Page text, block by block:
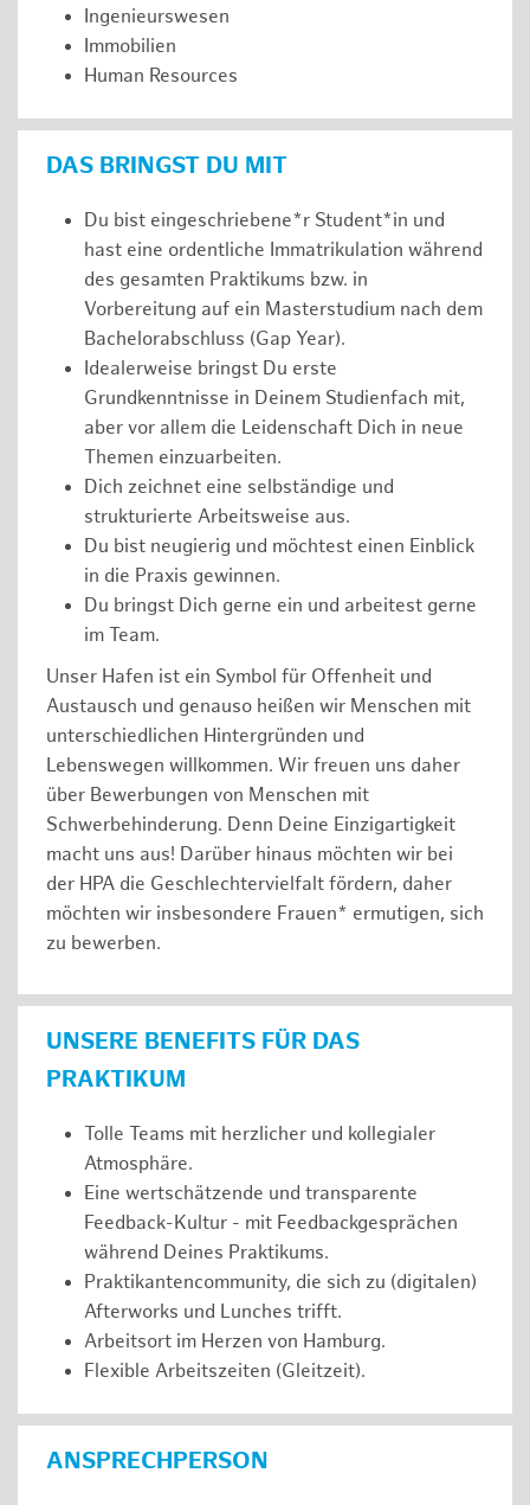
Ingenieurswesen
Immobilien
Human Resources
DAS BRINGST DU MIT
Du bist eingeschriebene*r Student*in und
hast eine ordentliche Immatrikulation während
des gesamten Praktikums bzw. in
Vorbereitung auf ein Masterstudium nach dem
Bachelorabschluss (Gap Year).
Idealerweise bringst Du erste
Grundkenntnisse in Deinem Studienfach mit,
aber vor allem die Leidenschaft Dich in neue
Themen einzuarbeiten.
Dich zeichnet eine selbständige und
strukturierte Arbeitsweise aus.
Du bist neugierig und möchtest einen Einblick
in die Praxis gewinnen.
Du bringst Dich gerne ein und arbeitest gerne
im Team.
Unser Hafen ist ein Symbol für Offenheit und
Austausch und genauso heißen wir Menschen mit
unterschiedlichen Hintergründen und
Lebenswegen willkommen. Wir freuen uns daher
über Bewerbungen von Menschen mit
Schwerbehinderung. Denn Deine Einzigartigkeit
macht uns aus! Darüber hinaus möchten wir bei
der HPA die Geschlechtervielfalt fördern, daher
möchten wir insbesondere Frauen* ermutigen, sich
zu bewerben.
UNSERE BENEFITS FÜR DAS
PRAKTIKUM
Tolle Teams mit herzlicher und kollegialer
Atmosphäre.
Eine wertschätzende und transparente
Feedback-Kultur - mit Feedbackgesprächen
während Deines Praktikums.
Praktikantencommunity, die sich zu (digitalen)
Afterworks und Lunches trifft.
Arbeitsort im Herzen von Hamburg.
Flexible Arbeitszeiten (Gleitzeit).
ANSPRECHPERSON